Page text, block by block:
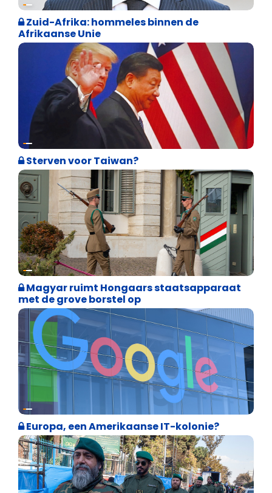
Zuid-Afrika: hommeles binnen de
Afrikaanse Unie
Weekblad 't Pallieterke
Sterven voor Taiwan?
Internationale politiek
Magyar ruimt Hongaars staatsapparaat
met de grove borstel op
Internationale politiek
Europa, een Amerikaanse IT-kolonie?